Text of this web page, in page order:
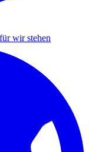
wir stehen